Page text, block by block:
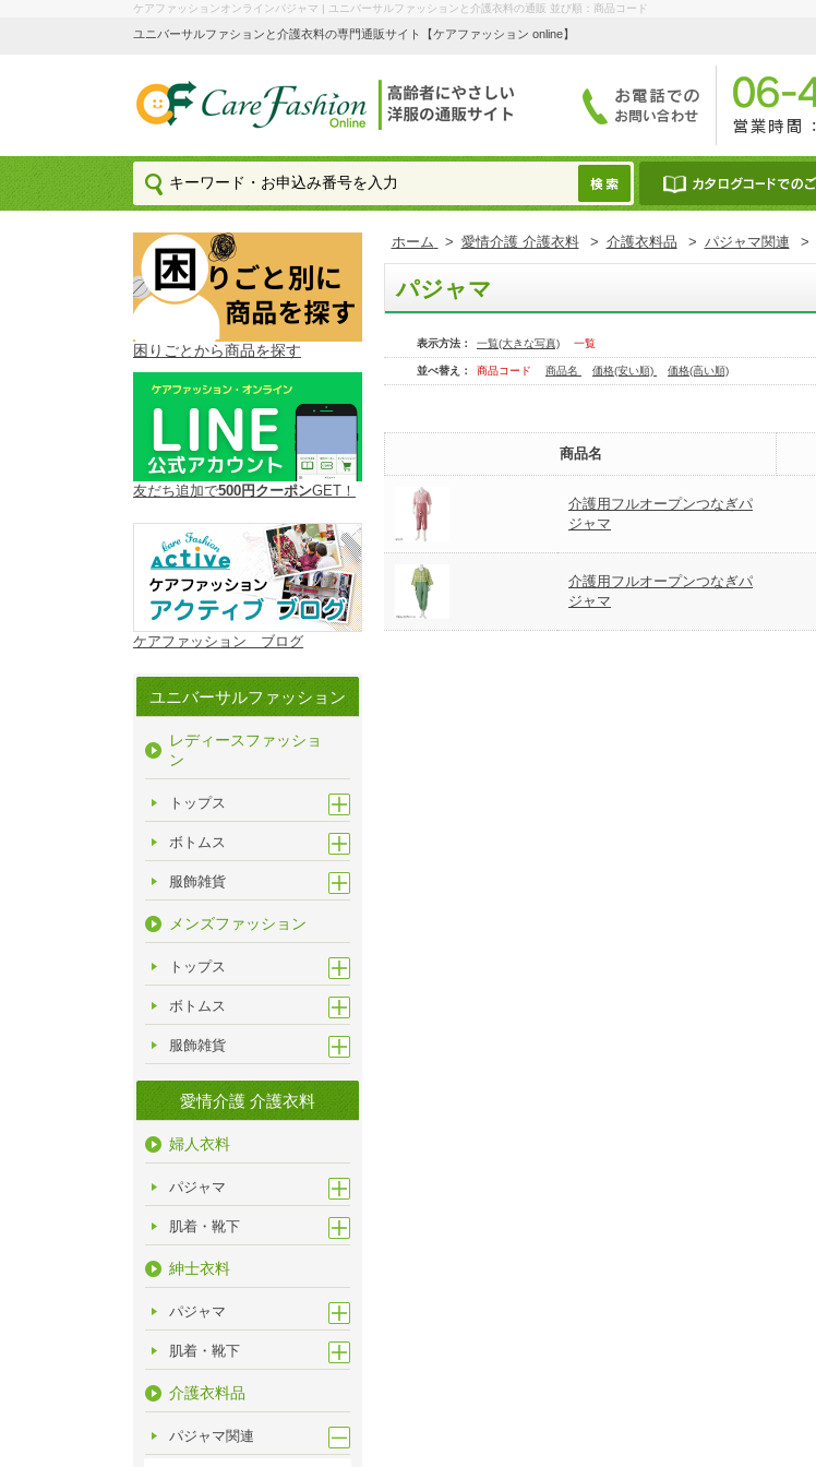
ケアファッションオンラインパジャマ | ユニバーサルファッションと介護衣料の通販 並び順：商品コード
ユニバーサルファションと介護衣料の専門通販サイト【ケアファッション online】
困りごとから商品を探す
友だち追加で500円クーポンGET！
ケアファッション ブログ
ユニバーサルファッション
レディースファッショ
ン
トップス
ボトムス
服飾雑貨
メンズファッション
トップス
ボトムス
服飾雑貨
愛情介護 介護衣料
婦人衣料
パジャマ
肌着・靴下
紳士衣料
パジャマ
肌着・靴下
介護衣料品
パジャマ関連
ホーム > 愛情介護 介護衣料 > 介護衣料品 > パジャマ関連 >
パジャマ
表示方法： 一覧(大きな写真) 一覧
並べ替え： 商品コード 商品名 価格(安い順) 価格(高い順)
商品名
介護用フルオープンつなぎパ
ジャマ
介護用フルオープンつなぎパ
ジャマ